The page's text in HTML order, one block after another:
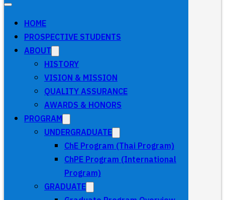
HOME
PROSPECTIVE STUDENTS
ABOUT
HISTORY
VISION & MISSION
QUALITY ASSURANCE
AWARDS & HONORS
PROGRAM
UNDERGRADUATE
ChE Program (Thai Program)
ChPE Program (International
Program)
GRADUATE